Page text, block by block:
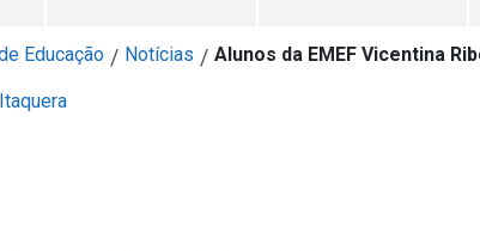
Educação / Notícias / Alunos da EMEF Vicentina
Itaquera